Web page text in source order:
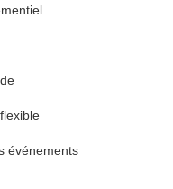
événements